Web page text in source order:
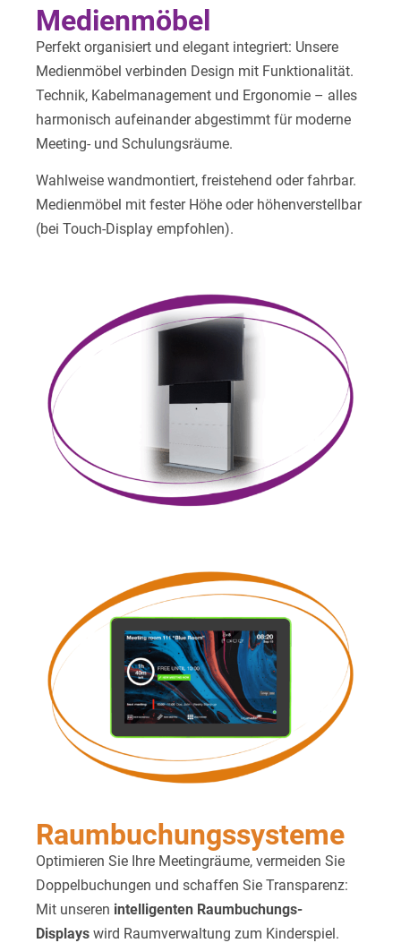
Medienmöbel
Perfekt organisiert und elegant integriert: Unsere
Medienmöbel verbinden Design mit Funktionalität.
Technik, Kabelmanagement und Ergonomie – alles
harmonisch aufeinander abgestimmt für moderne
Meeting- und Schulungsräume.
Wahlweise wandmontiert, freistehend oder fahrbar.
Medienmöbel mit fester Höhe oder höhenverstellbar
(bei Touch-Display empfohlen).
Raumbuchungssysteme
Optimieren Sie Ihre Meetingräume, vermeiden Sie
Doppelbuchungen und schaffen Sie Transparenz:
Mit unseren intelligenten Raumbuchungs-
Displays wird Raumverwaltung zum Kinderspiel.